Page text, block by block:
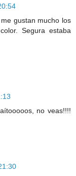
gustan mucho los
Segura estaba
no veas!!!!